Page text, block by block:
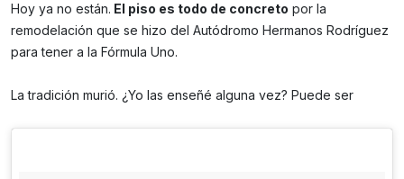
Hoy ya no están. El piso es todo de concreto por la
remodelación que se hizo del Autódromo Hermanos Rodríguez
para tener a la Fórmula Uno.
La tradición murió. ¿Yo las enseñé alguna vez? Puede ser